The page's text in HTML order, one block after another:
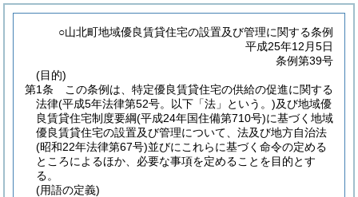
○山北町地域優良賃貸住宅の設置及び管理に関する条例
平成25年12月5日
条例第39号
(目的)
第1条
この条例は、特定優良賃貸住宅の供給の促進に関する
法律(平成5年法律第52号。以下「法」という。)及び地域優
良賃貸住宅制度要綱(平成24年国住備第710号)に基づく地域
優良賃貸住宅の設置及び管理について、法及び地方自治法
(昭和22年法律第67号)並びにこれらに基づく命令の定める
ところによるほか、必要な事項を定めることを目的とす
る。
(用語の定義)